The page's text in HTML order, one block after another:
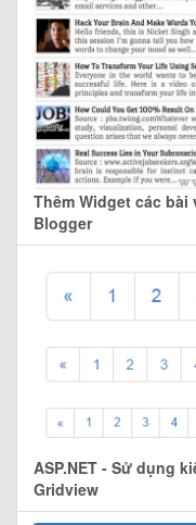
Thêm Widget các
Blogger
ASP.NET - Sử dụng
Gridview